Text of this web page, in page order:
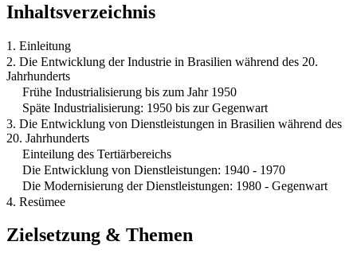
Inhaltsverzeichnis
1. Einleitung
2. Die Entwicklung der Industrie in Brasilien während des 20.
Jahrhunderts
Frühe Industrialisierung bis zum Jahr 1950
Späte Industrialisierung: 1950 bis zur Gegenwart
3. Die Entwicklung von Dienstleistungen in Brasilien während des
20. Jahrhunderts
Einteilung des Tertiärbereichs
Die Entwicklung von Dienstleistungen: 1940 - 1970
Die Modernisierung der Dienstleistungen: 1980 - Gegenwart
4. Resümee
Zielsetzung & Themen